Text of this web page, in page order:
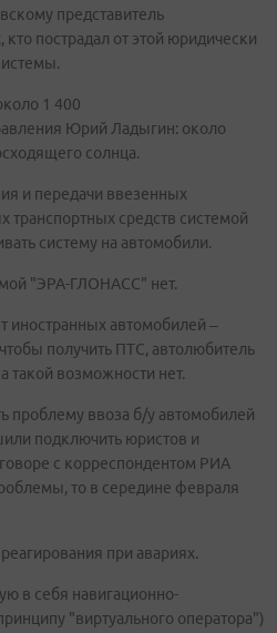
представитель
пострадал от этой юридически
1 400
Юрий Ладыгин: около
солнца.
и передачи ввезенных
средств системой
систему на автомобили.
"ЭРА-ГЛОНАСС" нет.
иностранных автомобилей –
получить ПТС, автолюбитель
такой возможности нет.
проблему ввоза б/у автомобилей
подключить юристов и
с корреспондентом РИА
то в середине февраля
при авариях.
в себя навигационно-
"виртуального оператора")